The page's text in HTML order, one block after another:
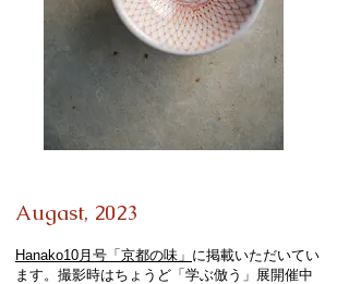
Augast, 2023
Hanako10月号「京都の味」 に掲載いただいてい
ます。撮影時はちょうど「学ぶ倣う」展開催中